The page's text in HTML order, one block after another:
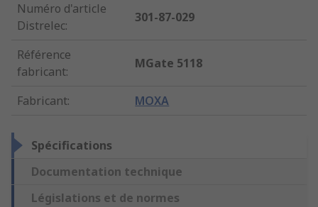
Numéro d'article
Distrelec:
301-87-029
Référence
fabricant:
MGate 5118
Fabricant: MOXA
Spécifications
Documentation technique
Législations et de normes